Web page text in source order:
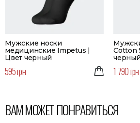
Мужские носки
медицинские Impetus |
Цвет черный
595 грн
Cotton
1 790 грн
ВАМ МОЖЕТ ПОНРАВИТЬСЯ